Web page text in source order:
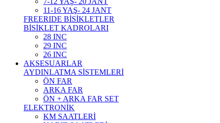
11-16 YAŞ- 24 JANT
FREERIDE BİSİKLETLER
BİSİKLET KADROLARI
28 INC
29 INC
26 INC
AKSESUARLAR
AYDINLATMA SİSTEMLERİ
ÖN FAR
ARKA FAR
ÖN + ARKA FAR SET
ELEKTRONİK
KM SAATLERİ